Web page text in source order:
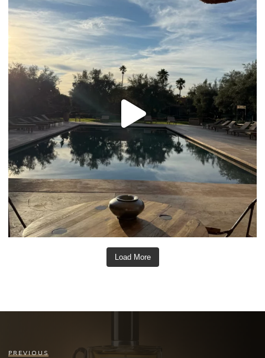
Load More
PREVIOUS